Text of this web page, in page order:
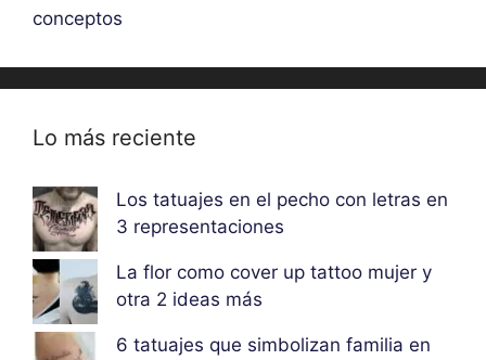
conceptos
Lo más reciente
Los tatuajes en el pecho con letras en
3 representaciones
La flor como cover up tattoo mujer y
otra 2 ideas más
6 tatuajes que simbolizan familia en